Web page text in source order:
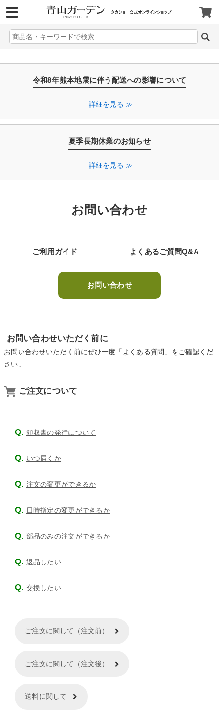
令和8年熊本地震に伴う配送への影響について
詳細を見る ≫
夏季長期休業のお知らせ
詳細を見る ≫
お問い合わせ
ご利用ガイド よくあるご質問Q&A
お問い合わせ
お問い合わせいただく前に
お問い合わせいただく前にぜひ一度「よくある質問」をご確認くだ
さい。
ご注文について
領収書の発行について
いつ届くか
注文の変更ができるか
日時指定の変更ができるか
部品のみの注文ができるか
返品したい
交換したい
ご注文に関して（注文前）
ご注文に関して（注文後）
送料に関して